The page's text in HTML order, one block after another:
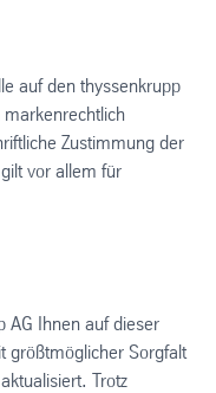
auf den thyssenkrupp
Zustimmung der
vor allem für
AG Ihnen auf dieser
größtmöglicher Sorgfalt
Trotz